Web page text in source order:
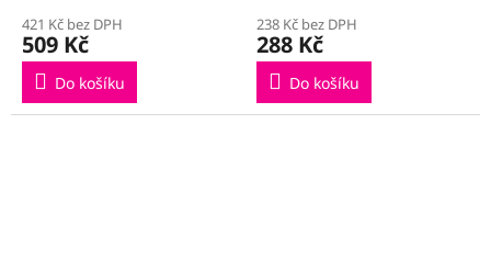
421 Kč bez DPH
509 Kč
Do košíku
238 Kč bez DPH
288 Kč
Do košíku